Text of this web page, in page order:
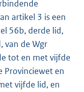
artikel 3 is een
56b, derde lid,
van de Wgr
tot en met vijfde
Provinciewet en
vijfde lid, en